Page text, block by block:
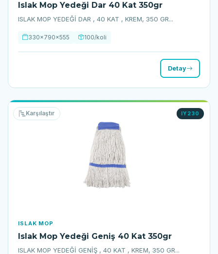
Islak Mop Yedeği Dar 40 Kat 350gr
ISLAK MOP YEDEĞİ DAR , 40 KAT , KREM, 350 GR...
330x790x555 100/koli
Detay
IY230
Karşılaştır
ISLAK MOP
Islak Mop Yedeği Geniş 40 Kat 350gr
ISLAK MOP YEDEĞİ GENİŞ , 40 KAT , KREM, 350 GR...